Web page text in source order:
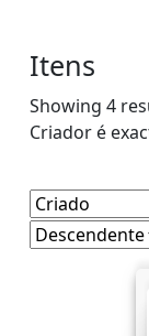
Itens
Showing 4
Criador é